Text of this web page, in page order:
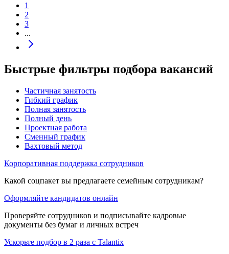
1
2
3
...
Быстрые фильтры подбора вакансий
Частичная занятость
Гибкий график
Полная занятость
Полный день
Проектная работа
Сменный график
Вахтовый метод
Корпоративная поддержка сотрудников
Какой соцпакет вы предлагаете семейным сотрудникам?
Оформляйте кандидатов онлайн
Проверяйте сотрудников и подписывайте кадровые
документы без бумаг и личных встреч
Ускорьте подбор в 2 раза с Talantix